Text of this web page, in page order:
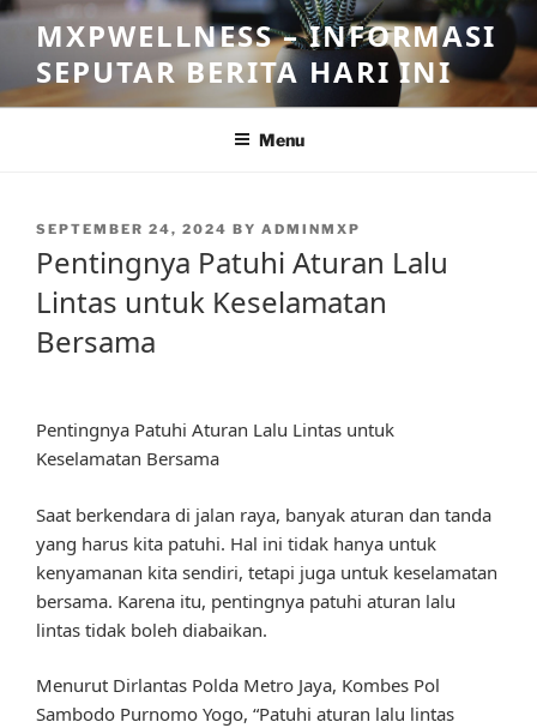
Skip
content
MXPWELLNESS – INFORMASI
SEPUTAR BERITA HARI INI
Menu
POSTED
SEPTEMBER 24, 2024 BY ADMINMXP
Pentingnya Patuhi Aturan Lalu
Lintas untuk Keselamatan
Bersama
Pentingnya Patuhi Aturan Lalu Lintas untuk
Keselamatan Bersama
Saat berkendara di jalan raya, banyak aturan dan tanda
yang harus kita patuhi. Hal ini tidak hanya untuk
kenyamanan kita sendiri, tetapi juga untuk keselamatan
bersama. Karena itu, pentingnya patuhi aturan lalu
lintas tidak boleh diabaikan.
Menurut Dirlantas Polda Metro Jaya, Kombes Pol
Sambodo Purnomo Yogo, “Patuhi aturan lalu lintas